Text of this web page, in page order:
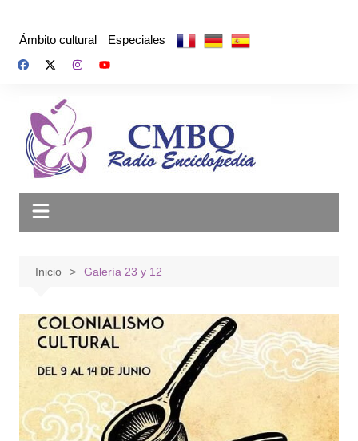
Ámbito cultural Especiales
Inicio Galería 23 y 12